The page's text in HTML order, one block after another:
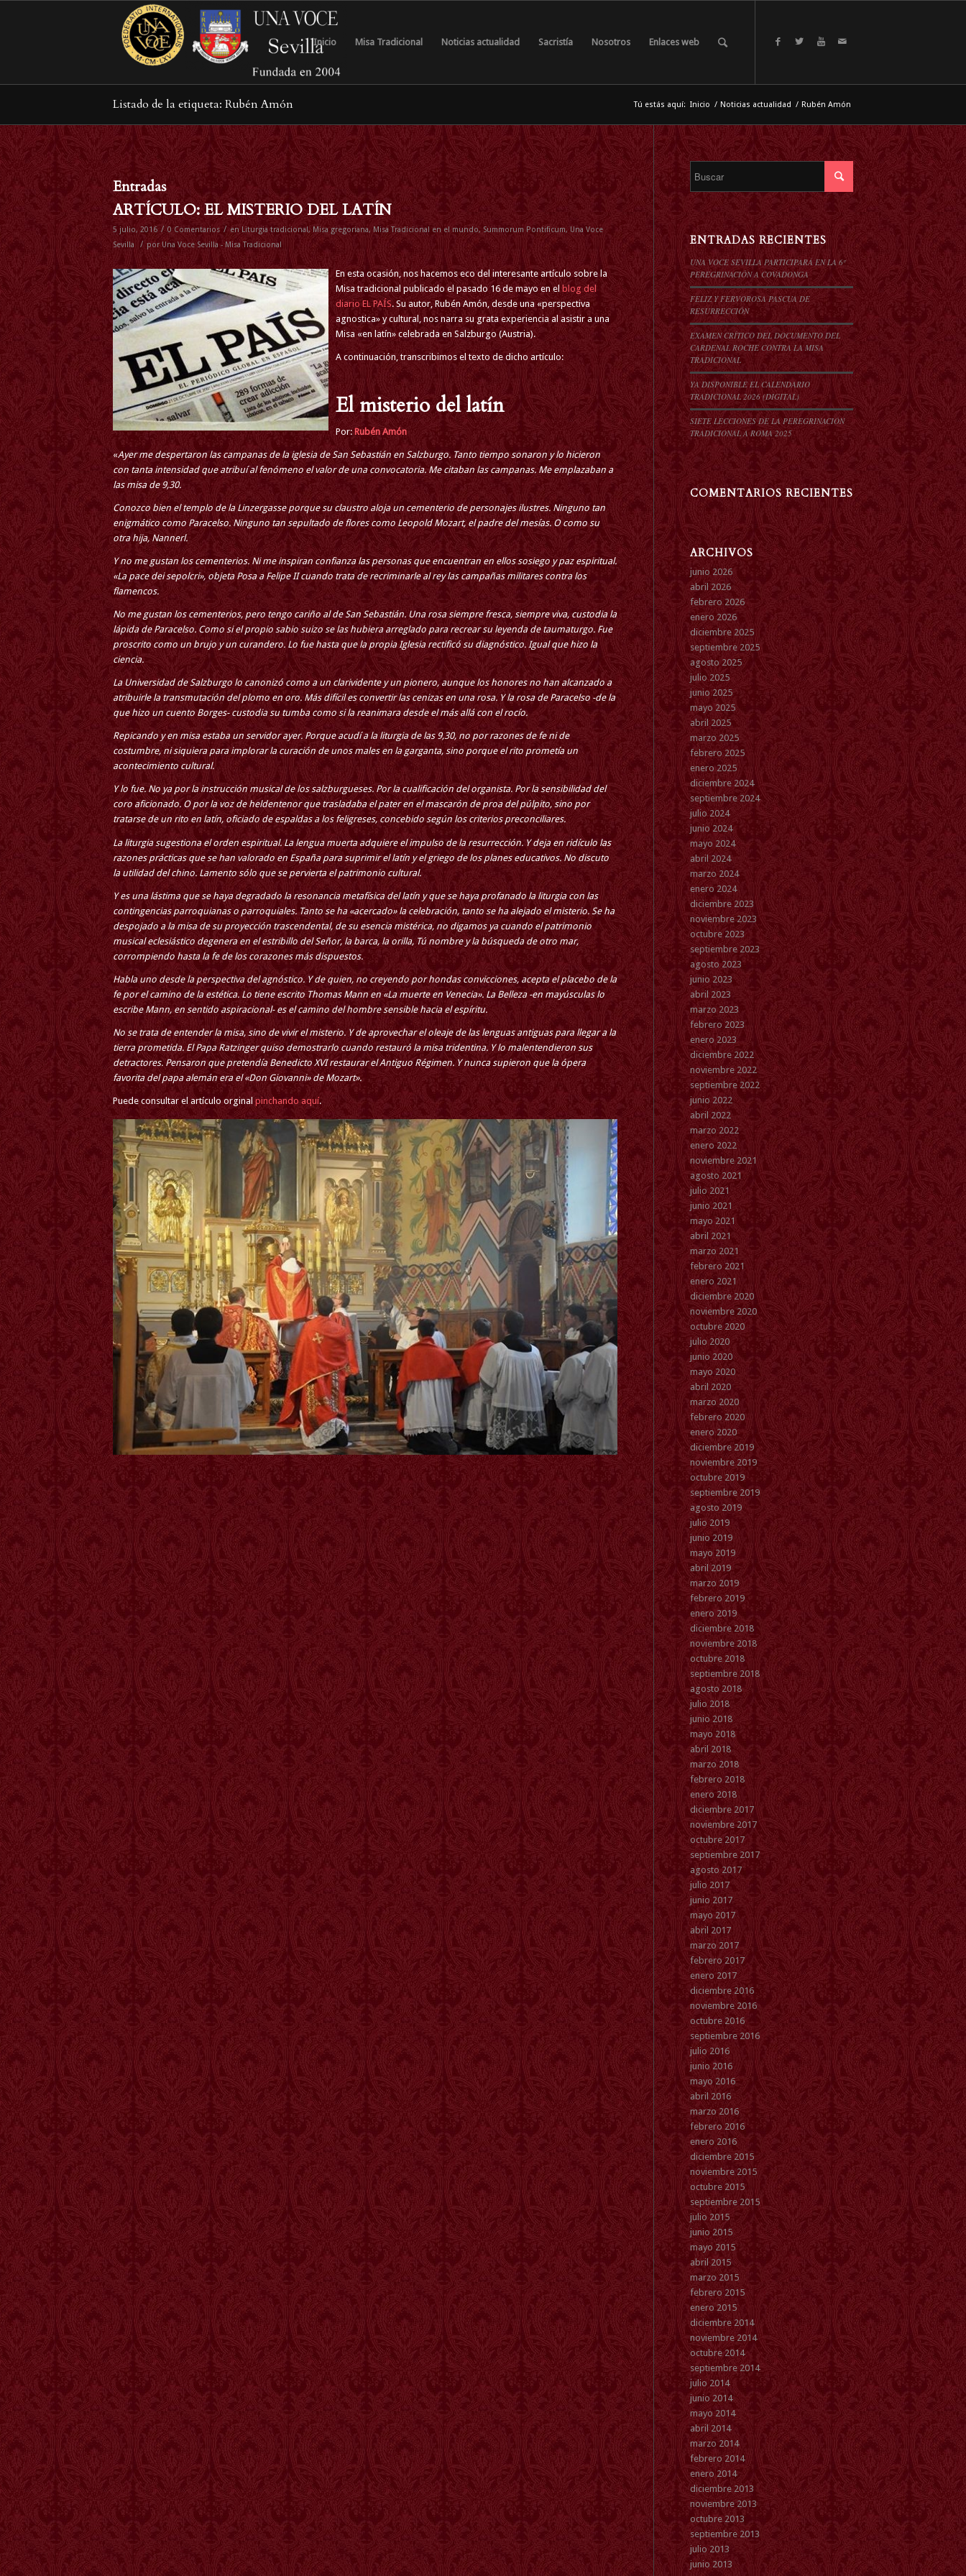
Inicio Misa Tradicional Noticias actualidad Sacristía Nosotros Enlaces web
Listado de la etiqueta: Rubén Amón Tú estás aquí: Inicio / Noticias actualidad / Rubén Amón
Entradas
ARTÍCULO: EL MISTERIO DEL LATÍN
5 julio, 2016 / 0 Comentarios / en Liturgia tradicional, Misa gregoriana, Misa Tradicional en el mundo, Summorum Pontificum,Una Voce
Sevilla
/ por Una Voce Sevilla - Misa Tradicional
En esta ocasión, nos hacemos eco del interesante artículo sobre la
Misa tradicional publicado el pasado 16 de mayo en el blog del
diario EL PAÍS. Su autor, Rubén Amón, desde una «perspectiva
agnostica» y cultural, nos narra su grata experiencia al asistir a una
Misa «en latín» celebrada en Salzburgo (Austria).
A continuación, transcribimos el texto de dicho artículo:
El misterio del latín
Por:Rubén Amón
«Ayer me despertaron las campanas de la iglesia de San Sebastián en Salzburgo. Tanto tiempo sonaron y lo hicieron
con tanta intensidad que atribuí al fenómeno el valor de una convocatoria. Me citaban las campanas. Me emplazaban a
las misa de 9,30.
Conozco bien el templo de la Linzergasse porque su claustro aloja un cementerio de personajes ilustres. Ninguno tan
enigmático como Paracelso. Ninguno tan sepultado de flores como Leopold Mozart, el padre del mesías. O como su
otra hija, Nannerl.
Y no me gustan los cementerios. Ni me inspiran confianza las personas que encuentran en ellos sosiego y paz espiritual.
«La pace dei sepolcri», objeta Posa a Felipe II cuando trata de recriminarle al rey las campañas militares contra los
flamencos.
No me gustan los cementerios, pero tengo cariño al de San Sebastián. Una rosa siempre fresca, siempre viva, custodia la
lápida de Paracelso. Como si el propio sabio suizo se las hubiera arreglado para recrear su leyenda de taumaturgo. Fue
proscrito como un brujo y un curandero. Lo fue hasta que la propia Iglesia rectificó su diagnóstico. Igual que hizo la
ciencia.
La Universidad de Salzburgo lo canonizó como a un clarividente y un pionero, aunque los honores no han alcanzado a
atribuirle la transmutación del plomo en oro. Más difícil es convertir las cenizas en una rosa. Y la rosa de Paracelso -de la
que hizo un cuento Borges- custodia su tumba como si la reanimara desde el más allá con el rocío.
Repicando y en misa estaba un servidor ayer. Porque acudí a la liturgia de las 9,30, no por razones de fe ni de
costumbre, ni siquiera para implorar la curación de unos males en la garganta, sino porque el rito prometía un
acontecimiento cultural.
Y lo fue. No ya por la instrucción musical de los salzburgueses. Por la cualificación del organista. Por la sensibilidad del
coro aficionado. O por la voz de heldentenor que trasladaba el pater en el mascarón de proa del púlpito, sino por
tratarse de un rito en latín, oficiado de espaldas a los feligreses, concebido según los criterios preconciliares.
La liturgia sugestiona el orden espiritual. La lengua muerta adquiere el impulso de la resurrección. Y deja en ridículo las
razones prácticas que se han valorado en España para suprimir el latín y el griego de los planes educativos. No discuto
la utilidad del chino. Lamento sólo que se pervierta el patrimonio cultural.
Y es una lástima que se haya degradado la resonancia metafísica del latín y que se haya profanado la liturgia con las
contingencias parroquianas o parroquiales. Tanto se ha «acercado» la celebración, tanto se ha alejado el misterio. Se ha
despojado a la misa de su proyección trascendental, de su esencia mistérica, no digamos ya cuando el patrimonio
musical eclesiástico degenera en el estribillo del Señor, la barca, la orilla, Tú nombre y la búsqueda de otro mar,
corrompiendo hasta la fe de los corazones más dispuestos.
Habla uno desde la perspectiva del agnóstico. Y de quien, no creyendo por hondas convicciones, acepta el placebo de la
fe por el camino de la estética. Lo tiene escrito Thomas Mann en «La muerte en Venecia». La Belleza -en mayúsculas lo
escribe Mann, en sentido aspiracional- es el camino del hombre sensible hacia el espíritu.
No se trata de entender la misa, sino de vivir el misterio. Y de aprovechar el oleaje de las lenguas antiguas para llegar a la
tierra prometida. El Papa Ratzinger quiso demostrarlo cuando restauró la misa tridentina. Y lo malentendieron sus
detractores. Pensaron que pretendía Benedicto XVI restaurar el Antiguo Régimen. Y nunca supieron que la ópera
favorita del papa alemán era el «Don Giovanni» de Mozart».
Puede consultar el artículo orginalpinchando aquí.
ENTRADAS RECIENTES
UNA VOCE SEVILLA PARTICIPARÁ EN LA 6º
PEREGRINACIÓN A COVADONGA
FELIZ Y FERVOROSA PASCUA DE
RESURRECCIÓN
EXAMEN CRÍTICO DEL DOCUMENTO DEL
CARDENAL ROCHE CONTRA LA MISA
TRADICIONAL
YA DISPONIBLE EL CALENDARIO
TRADICIONAL 2026 (DIGITAL)
SIETE LECCIONES DE LA PEREGRINACIÓN
TRADICIONAL A ROMA 2025
COMENTARIOS RECIENTES
ARCHIVOS
junio 2026
abril 2026
febrero 2026
enero 2026
diciembre 2025
septiembre 2025
agosto 2025
julio 2025
junio 2025
mayo 2025
abril 2025
marzo 2025
febrero 2025
enero 2025
diciembre 2024
septiembre 2024
julio 2024
junio 2024
mayo 2024
abril 2024
marzo 2024
enero 2024
diciembre 2023
noviembre 2023
octubre 2023
septiembre 2023
agosto 2023
junio 2023
abril 2023
marzo 2023
febrero 2023
enero 2023
diciembre 2022
noviembre 2022
septiembre 2022
junio 2022
abril 2022
marzo 2022
enero 2022
noviembre 2021
agosto 2021
julio 2021
junio 2021
mayo 2021
abril 2021
marzo 2021
febrero 2021
enero 2021
diciembre 2020
noviembre 2020
octubre 2020
julio 2020
junio 2020
mayo 2020
abril 2020
marzo 2020
febrero 2020
enero 2020
diciembre 2019
noviembre 2019
octubre 2019
septiembre 2019
agosto 2019
julio 2019
junio 2019
mayo 2019
abril 2019
marzo 2019
febrero 2019
enero 2019
diciembre 2018
noviembre 2018
octubre 2018
septiembre 2018
agosto 2018
julio 2018
junio 2018
mayo 2018
abril 2018
marzo 2018
febrero 2018
enero 2018
diciembre 2017
noviembre 2017
octubre 2017
septiembre 2017
agosto 2017
julio 2017
junio 2017
mayo 2017
abril 2017
marzo 2017
febrero 2017
enero 2017
diciembre 2016
noviembre 2016
octubre 2016
septiembre 2016
julio 2016
junio 2016
mayo 2016
abril 2016
marzo 2016
febrero 2016
enero 2016
diciembre 2015
noviembre 2015
octubre 2015
septiembre 2015
julio 2015
junio 2015
mayo 2015
abril 2015
marzo 2015
febrero 2015
enero 2015
diciembre 2014
noviembre 2014
octubre 2014
septiembre 2014
julio 2014
junio 2014
mayo 2014
abril 2014
marzo 2014
febrero 2014
enero 2014
diciembre 2013
noviembre 2013
octubre 2013
septiembre 2013
julio 2013
junio 2013